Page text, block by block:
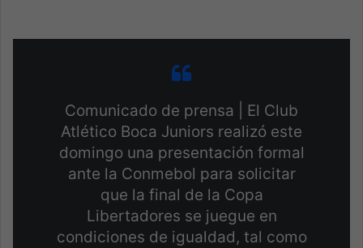
Comunicado de prensa | El Club
Atlético Boca Juniors realizó este
domingo una presentación formal
ante la Conmebol para solicitar
que la final de la Copa
Libertadores se juegue en
condiciones de igualdad, tal como